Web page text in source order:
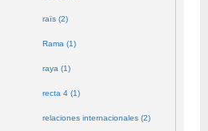
raïs (2)
Rama (1)
raya (1)
recta 4 (1)
relaciones internacionales (2)